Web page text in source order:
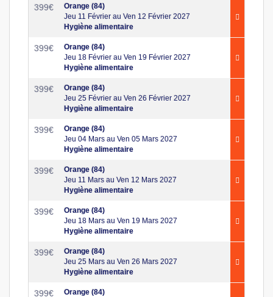
399€
Orange (84)
Jeu 11 Février au Ven 12 Février 2027
Hygiène alimentaire
399€
Orange (84)
Jeu 18 Février au Ven 19 Février 2027
Hygiène alimentaire
399€
Orange (84)
Jeu 25 Février au Ven 26 Février 2027
Hygiène alimentaire
399€
Orange (84)
Jeu 04 Mars au Ven 05 Mars 2027
Hygiène alimentaire
399€
Orange (84)
Jeu 11 Mars au Ven 12 Mars 2027
Hygiène alimentaire
399€
Orange (84)
Jeu 18 Mars au Ven 19 Mars 2027
Hygiène alimentaire
399€
Orange (84)
Jeu 25 Mars au Ven 26 Mars 2027
Hygiène alimentaire
399€
Orange (84)